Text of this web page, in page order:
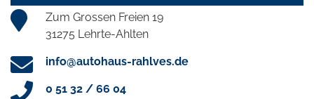
Zum Grossen Freien 19
31275 Lehrte-Ahlten
info@autohaus-rahlves.de
0 51 32 / 66 04